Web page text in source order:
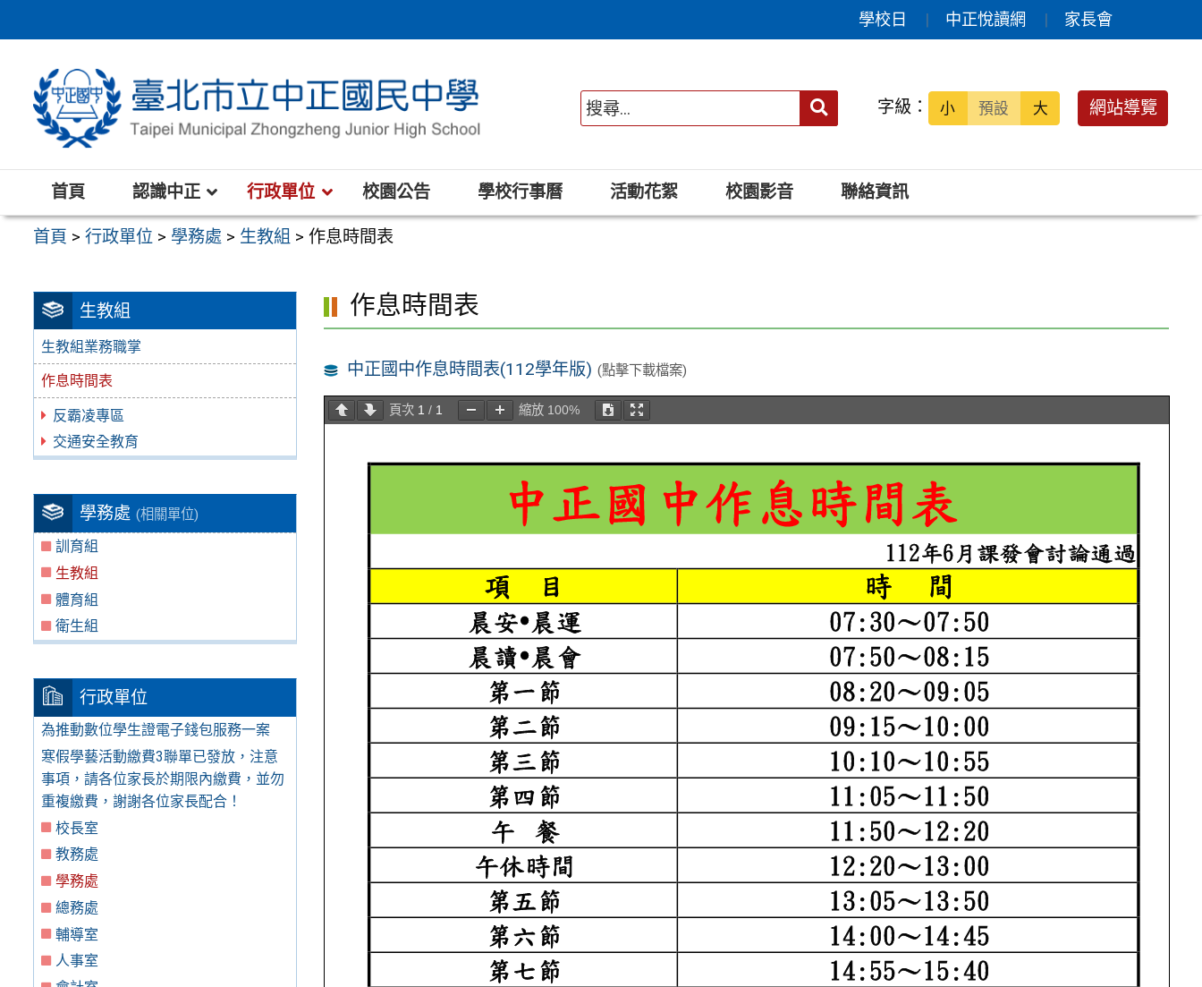
至
區
學校日 中正悅讀網 家長會
送出 字級： 小 預設 大 網站導覽
首頁 認識中正 行政單位 校園公告 學校行事曆 活動花絮 校園影音 聯絡資訊
首頁 >行政單位 > 學務處 > 生教組 >作息時間表
生教組
生教組業務職掌
作息時間表
反霸凌專區
交通安全教育
學務處 (相關單位)
訓育組
生教組
體育組
衛生組
行政單位
為推動數位學生證電子錢包服務一案
寒假學藝活動繳費3聯單已發放，注意
事項，請各位家長於期限內繳費，並勿
重複繳費，謝謝各位家長配合！
校長室
教務處
學務處
總務處
輔導室
人事室
作息時間表
中正國中作息時間表(112學年版) (點擊下載檔案)
頁次 1 / 1 縮放 100%